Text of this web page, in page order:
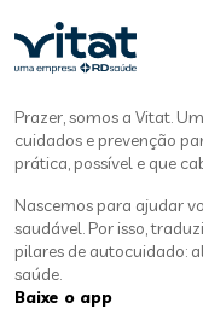
Prazer, somos a Vitat.
cuidados e prevenção
prática, possível e que
Nascemos para ajudar
saudável. Por isso,
pilares de autocuidado:
saúde.
Baixe o app